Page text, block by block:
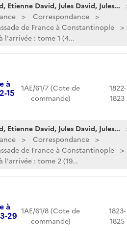
Etienne David, Jules David, Jules...
Correspondance
de France à Constantinople
l'arrivée : tome 1 (4...
à
15
1AE/61/7 (Cote de
commande)
1822-
1823
Etienne David, Jules David, Jules...
Correspondance
de France à Constantinople
l'arrivée : tome 2 (19...
à
29 1AE/61/8 (Cote de
commande)
1823-
1825